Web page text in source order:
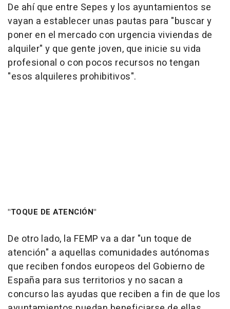
De ahí que entre Sepes y los ayuntamientos se
vayan a establecer unas pautas para "buscar y
poner en el mercado con urgencia viviendas de
alquiler" y que gente joven, que inicie su vida
profesional o con pocos recursos no tengan
"esos alquileres prohibitivos".
"TOQUE DE ATENCIÓN"
De otro lado, la FEMP va a dar "un toque de
atención" a aquellas comunidades autónomas
que reciben fondos europeos del Gobierno de
España para sus territorios y no sacan a
concurso las ayudas que reciben a fin de que los